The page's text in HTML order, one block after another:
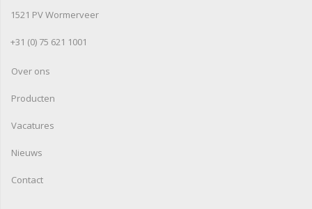
1521 PV Wormerveer
+31 (0) 75 621 1001
Over ons
Producten
Vacatures
Nieuws
Contact